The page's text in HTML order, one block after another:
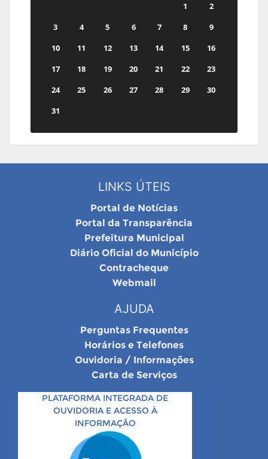
1
2
3
4 5 6 7 8
9
10
11 12 13 14 15
16
17
18 19 20 21 22
23
24
25 26 27 28 29
30
31
LINKS ÚTEIS
Portal de Notícias
Portal da Transparência
Prefeitura Municipal
Diário Oficial do Município
Contracheque
Webmail
AJUDA
Perguntas Frequentes
Horários e Telefones
Ouvidoria / Informações
Carta de Serviços
PLATAFORMA INTEGRADA DE
OUVIDORIA E ACESSO À
INFORMAÇÃO